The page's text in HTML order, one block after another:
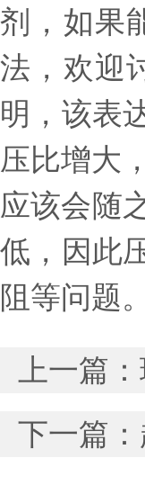
剂，如果
法，欢迎
明，该表
压比增大
应该会随
低，因此
阻等问题
上一篇：
下一篇：